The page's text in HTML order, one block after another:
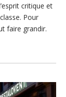
critique et
Pour
faire grandir.